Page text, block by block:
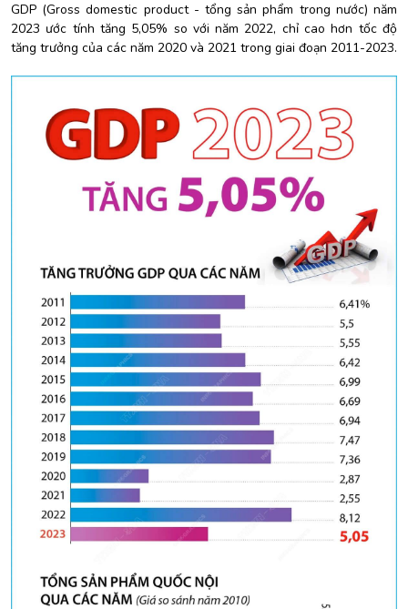
GDP (Gross domestic product - tổng sản phẩm trong nước) năm
2023 ước tính tăng 5,05% so với năm 2022, chỉ cao hơn tốc độ
tăng trưởng của các năm 2020 và 2021 trong giai đoạn 2011-2023.